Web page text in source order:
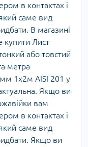
в контактах і
саме вид
В магазині
купити Лист
або товстий
метра
1х2м AISI 201 у
Якщо ви
вам
в контактах і
саме вид
Якщо ви